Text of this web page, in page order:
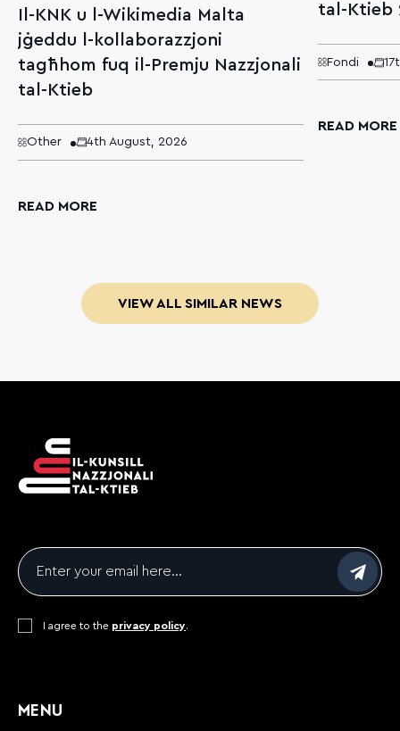
Il-KNK u l-Wikimedia Malta
jġeddu l-kollaborazzjoni
tagħhom fuq il-Premju Nazzjonali
tal-Ktieb
Other 4th August, 2026
READ MORE
tal-Ktieb
Fondi
READ MORE
VIEW ALL SIMILAR NEWS
MENU
Email
Consent*
I agree to the privacy policy.